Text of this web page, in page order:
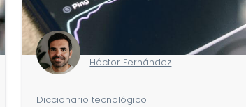
Héctor Fernández
Diccionario tecnológico